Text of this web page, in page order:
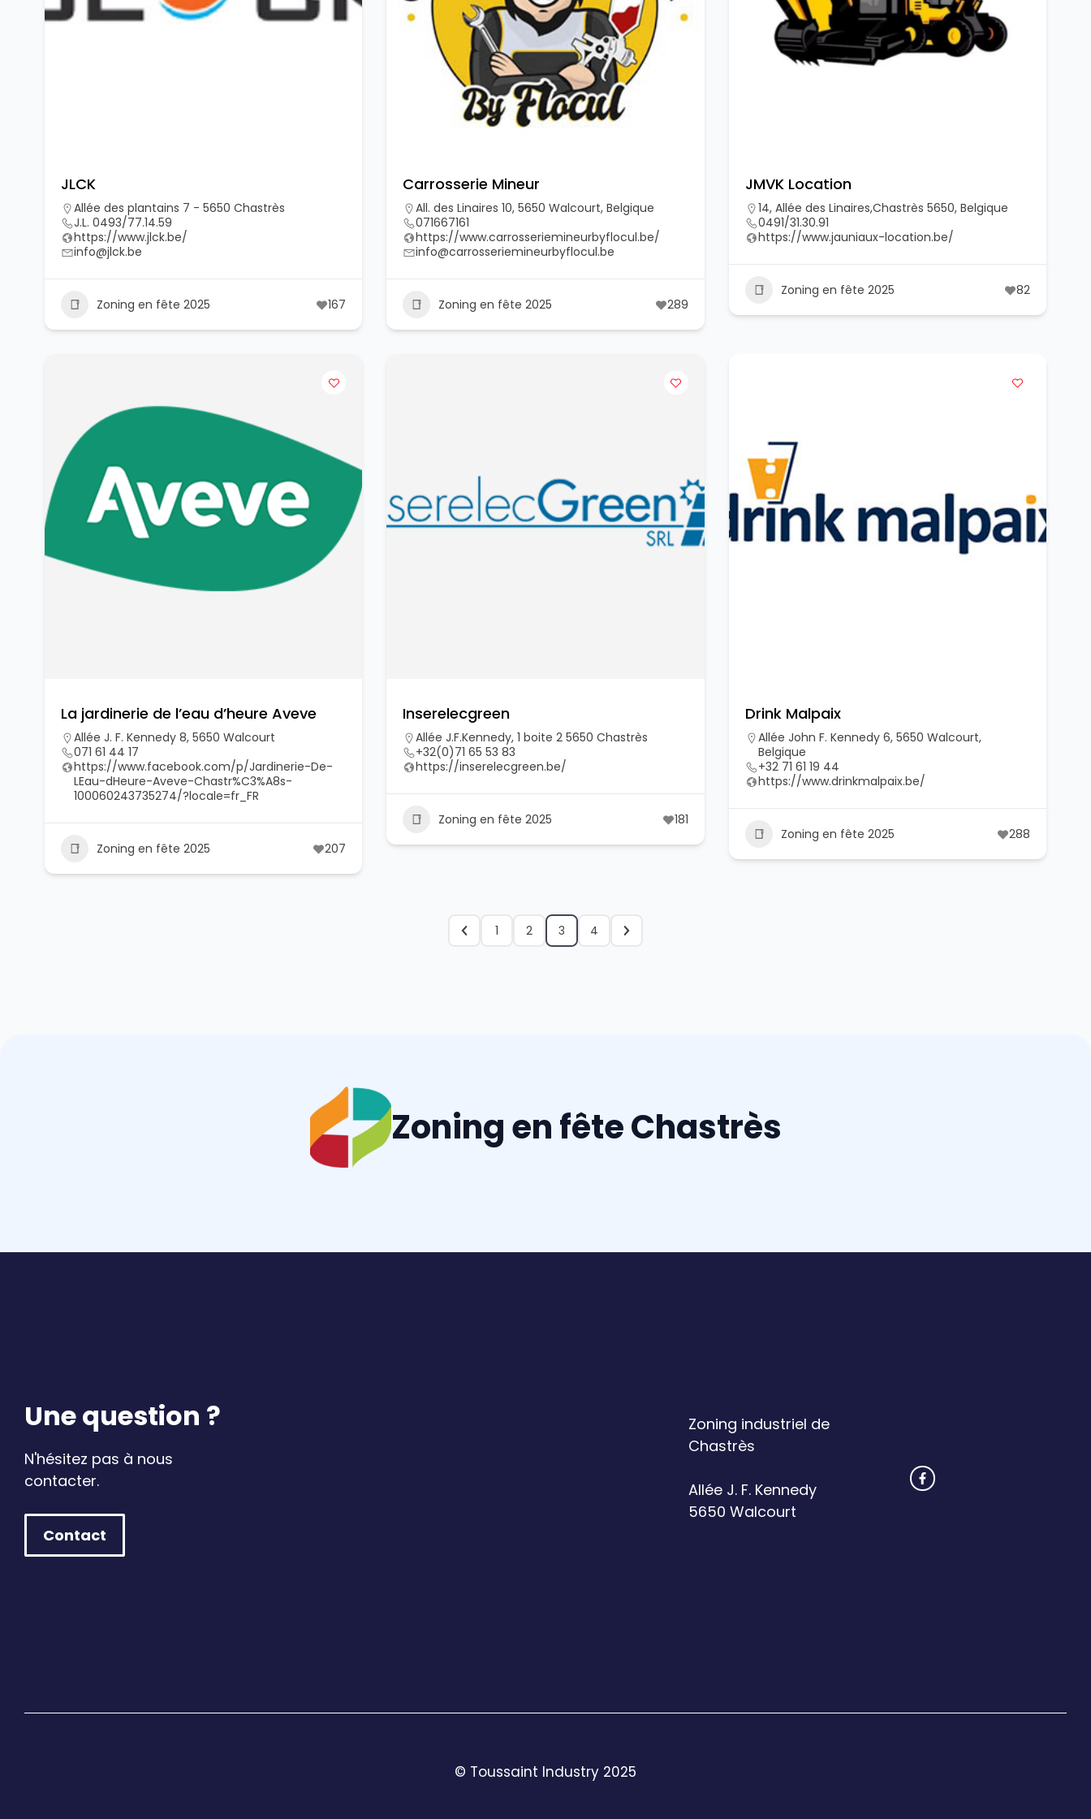
JLCK
Allée des plantains 7 - 5650 Chastrès
J.L. 0493/77.14.59
https://www.jlck.be/
info@jlck.be
Zoning en fête 2025 167
Carrosserie Mineur
All. des Linaires 10, 5650 Walcourt, Belgique
071667161
https://www.carrosseriemineurbyflocul.be/
info@carrosseriemineurbyflocul.be
Zoning en fête 2025 289
JMVK Location
14, Allée des Linaires,Chastrès 5650, Belgique
0491/31.30.91
https://www.jauniaux-location.be/
Zoning en fête 2025 82
La jardinerie de l’eau d’heure Aveve
Allée J. F. Kennedy 8, 5650 Walcourt
071 61 44 17
https://www.facebook.com/p/Jardinerie-De-
LEau-dHeure-Aveve-Chastr%C3%A8s-
100060243735274/?locale=fr_FR
Zoning en fête 2025 207
Inserelecgreen
Allée J.F.Kennedy, 1 boite 2 5650 Chastrès
+32(0)71 65 53 83
https://inserelecgreen.be/
Zoning en fête 2025 181
Drink Malpaix
Allée John F. Kennedy 6, 5650 Walcourt,
Belgique
+32 71 61 19 44
https://www.drinkmalpaix.be/
Zoning en fête 2025 288
1 2 3 4
Zoning en fête Chastrès
Une question ?
N'hésitez pas à nous
contacter.
Contact
Zoning industriel de
Chastrès
Allée J. F. Kennedy
5650 Walcourt
© Toussaint Industry 2025